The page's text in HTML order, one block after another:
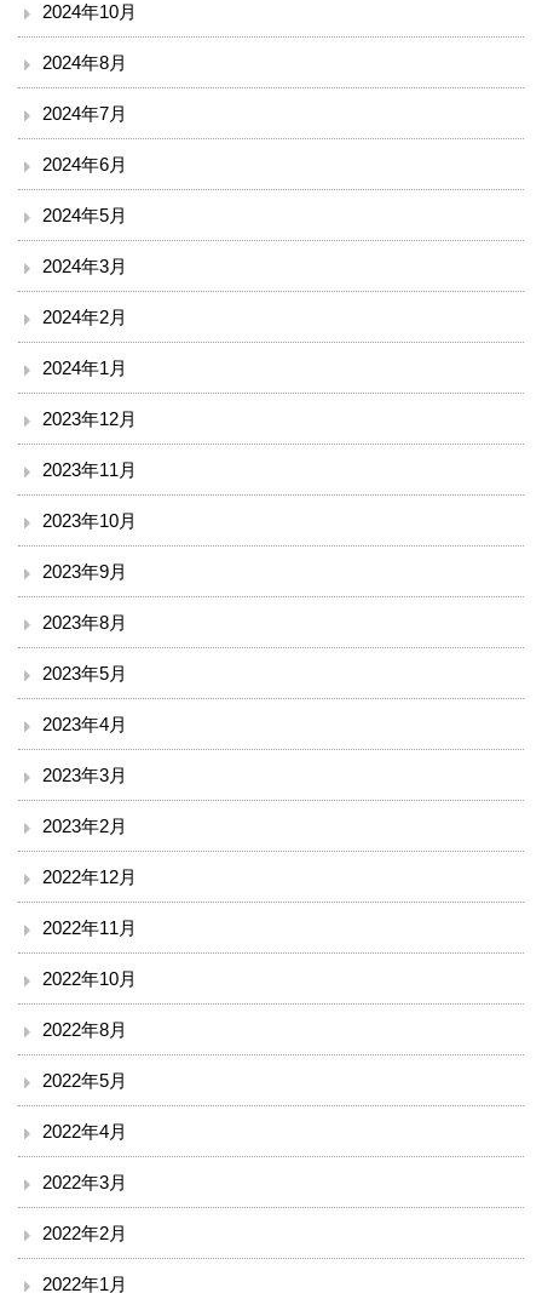
訪問看護ステーション
医療安全推進室
診療
入院のご案内
小児科を受診される方へ
外来診療表
休診案内
循環器内科
透析外科
小児科
外科
整形外科
脳神経外科
皮膚科
産婦人科
眼科
耳鼻咽喉科
2024年10月
2024年8月
2024年7月
2024年6月
2024年5月
2024年3月
2024年2月
2024年1月
2023年12月
2023年11月
2023年10月
2023年9月
2023年8月
2023年5月
2023年4月
2023年3月
2023年2月
2022年12月
2022年11月
2022年10月
2022年8月
2022年5月
2022年4月
2022年3月
2022年2月
2022年1月